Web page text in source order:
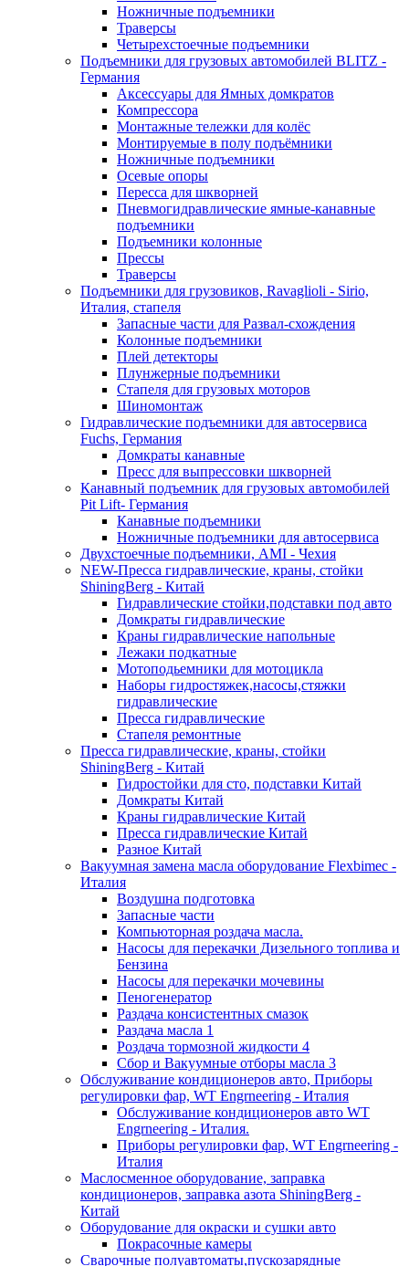
Ножничные подъемники
Траверсы
Четырехстоечные подъемники
Подъемники для грузовых автомобилей BLITZ -
Германия
Аксессуары для Ямных домкратов
Компрессора
Монтажные тележки для колёс
Монтируемые в полу подъёмники
Ножничные подъемники
Осевые опоры
Пересса для шкворней
Пневмогидравлические ямные-канавные
подъемники
Подъемники колонные
Прессы
Траверсы
Подъемники для грузовиков, Ravaglioli - Sirio,
Италия, стапеля
Запасные части для Развал-схождения
Колонные подъемники
Плей детекторы
Плунжерные подъемники
Стапеля для грузовых моторов
Шиномонтаж
Гидравлические подъемники для автосервиса
Fuchs, Германия
Домкраты канавные
Пресс для выпрессовки шкворней
Канавный подъемник для грузовых автомобилей
Pit Lift- Германия
Канавные подъемники
Ножничные подъемники для автосервиса
Двухстоечные подъемники, АМІ - Чехия
NEW-Пресса гидравлические, краны, стойки
ShiningBerg - Китай
Гидравлические стойки,подставки под авто
Домкраты гидравлические
Краны гидравлические напольные
Лежаки подкатные
Мотоподьемники для мотоцикла
Наборы гидростяжек,насосы,стяжки
гидравлические
Пресса гидравлические
Стапеля ремонтные
Пресса гидравлические, краны, стойки
ShiningBerg - Китай
Гидростойки для сто, подставки Китай
Домкраты Китай
Краны гидравлические Китай
Пресса гидравлические Китай
Разное Китай
Вакуумная замена масла оборудование Flexbimeс -
Италия
Воздушна подготовка
Запасные части
Компьюторная роздача масла.
Насосы для перекачки Дизельного топлива и
Бензина
Насосы для перекачки мочевины
Пеногенератор
Раздача консистентных смазок
Раздача масла 1
Роздача тормозной жидкости 4
Сбор и Вакуумные отборы масла 3
Обслуживание кондиционеров авто, Приборы
регулировки фар, WT Engrneering - Италия
Обслуживание кондиционеров авто WT
Engrneering - Италия.
Приборы регулировки фар, WT Engrneering -
Италия
Маслосменное оборудование, заправка
кондиционеров, заправка азота ShiningBerg -
Китай
Оборудование для окраски и сушки авто
Покрасочные камеры
Сварочные полуавтоматы,пускозарядные